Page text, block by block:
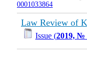
0001033864
Law Review of
Issue (2019, №